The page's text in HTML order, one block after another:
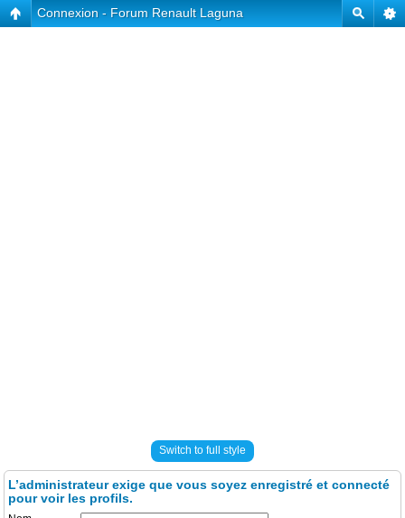
Connexion - Forum Renault Laguna
Switch to full style
L’administrateur exige que vous soyez enregistré et connecté
pour voir les profils.